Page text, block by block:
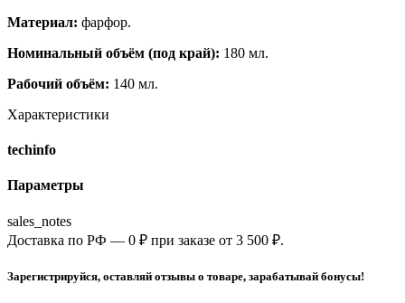
Материал: фарфор.
Номинальный объём (под край): 180 мл.
Рабочий объём: 140 мл.
Характеристики
techinfo
Параметры
sales_notes
Доставка по РФ — 0 ₽ при заказе от 3 500 ₽.
Зарегистрируйся, оставляй отзывы о товаре, зарабатывай бонусы!